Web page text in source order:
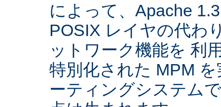
によって、Apache
POSIX レイヤの代わ
ットワーク機能を 利
特別化された MPM
ーティングシステム